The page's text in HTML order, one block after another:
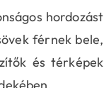
hordozást
férnek bele,
és térképek